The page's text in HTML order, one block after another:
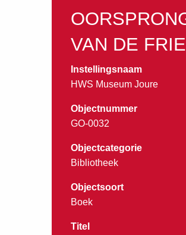
VAN DE
Instellingsnaam
HWS Museum Joure
Objectnummer
GO-0032
Objectcategorie
Bibliotheek
Objectsoort
Boek
Titel